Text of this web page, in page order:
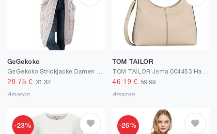
GeGekoko
29.75 €31.32
Amazon
TOM TAILOR
46.19 € 59.99
Amazon
-23% -26%